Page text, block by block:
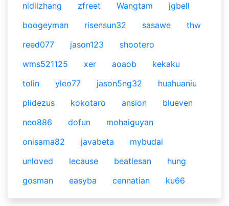
nidilzhang
zfreet Wangtam
jgbell
boogeyman
risensun32 sasawe
thw
reed077
jason123
shootero
wms521125
xer aoaob
kekaku
tolin
yleo77 jason5ng32
huahuaniu
plidezus
kokotaro ansion
blueven
neo886
dofun
mohaiguyan
onisama82
javabeta
mybudai
unloved
lecause beatlesan
hung
gosman
easyba cennatian ku66